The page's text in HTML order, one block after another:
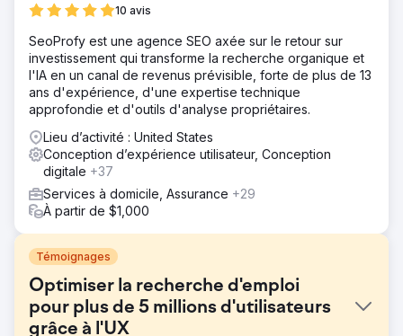
10 avis
SeoProfy est une agence SEO axée sur le retour sur
investissement qui transforme la recherche organique et
l'IA en un canal de revenus prévisible, forte de plus de 13
ans d'expérience, d'une expertise technique
approfondie et d'outils d'analyse propriétaires.
Lieu d’activité : United States
Conception d’expérience utilisateur, Conception
digitale +37
Services à domicile, Assurance +29
À partir de $1,000
Témoignages
Optimiser la recherche d'emploi
pour plus de 5 millions d'utilisateurs
grâce à l'UX